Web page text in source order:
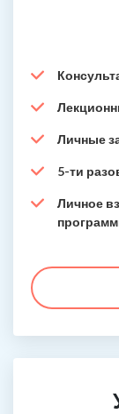
Личные
5-ти
Личное